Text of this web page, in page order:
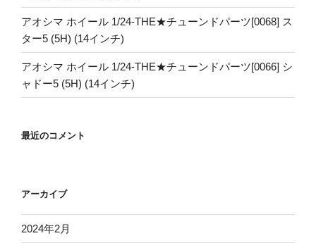
アオシマ ホイール 1/24-THE★チューンドパーツ[0068] ス
ター5 (5H) (14インチ)
アオシマ ホイール 1/24-THE★チューンドパーツ[0066] シ
ャドー5 (5H) (14インチ)
最近のコメント
アーカイブ
2024年2月